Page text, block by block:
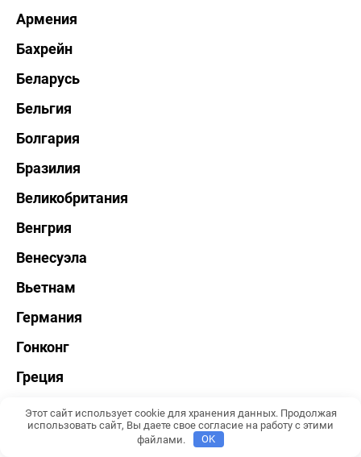
Армения
Бахрейн
Беларусь
Бельгия
Болгария
Бразилия
Великобритания
Венгрия
Венесуэла
Вьетнам
Германия
Гонконг
Греция
Грузия
Этот сайт использует cookie для хранения данных. Продолжая
использовать сайт, Вы даете свое согласие на работу с этими
файлами.
OK